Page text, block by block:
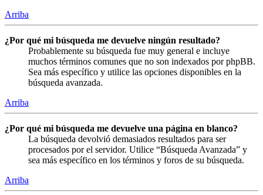
Arriba
¿Por qué mi búsqueda me devuelve ningún resultado?
Probablemente su búsqueda fue muy general e incluye
muchos términos comunes que no son indexados por phpBB.
Sea más específico y utilice las opciones disponibles en la
búsqueda avanzada.
Arriba
¿Por qué mi búsqueda me devuelve una página en blanco?
La búsqueda devolvió demasiados resultados para ser
procesados por el servidor. Utilice “Búsqueda Avanzada” y
sea más específico en los términos y foros de su búsqueda.
Arriba